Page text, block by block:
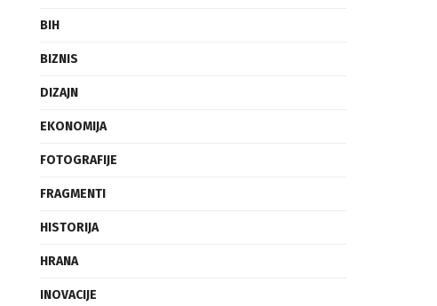
BIH
BIZNIS
DIZAJN
EKONOMIJA
FOTOGRAFIJE
FRAGMENTI
HISTORIJA
HRANA
INOVACIJE